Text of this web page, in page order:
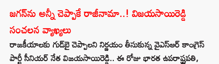
జగన్‌ను అన్నీ చెప్పాకే రాజీనామా..! విజయసాయిరెడ్డి
సంచలన వ్యాఖ్యలు
రాజకీయాలకు గుడ్‌బై చెప్పాలని నిర్ణయం తీసుకున్న వైఎస్‌ఆర్‌ కాంగ్రెస్‌
పార్టీ సీనియర్‌ నేత విజయసాయిరెడ్డి.. ఈ రోజు భారత ఉపరాష్ట్రపతి,